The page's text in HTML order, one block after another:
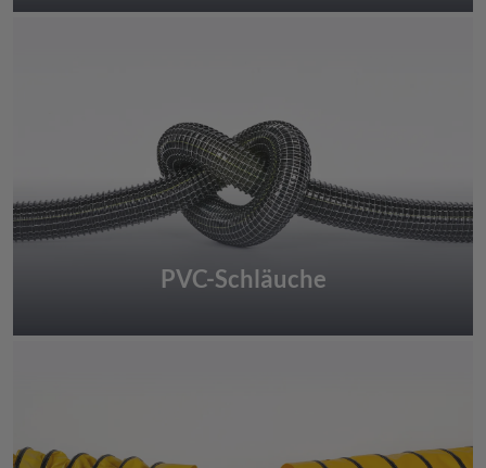
PVC-Schläuche